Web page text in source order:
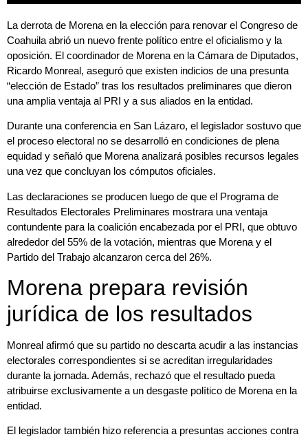
La derrota de Morena en la elección para renovar el Congreso de
Coahuila abrió un nuevo frente político entre el oficialismo y la
oposición. El coordinador de Morena en la Cámara de Diputados,
Ricardo Monreal, aseguró que existen indicios de una presunta
“elección de Estado” tras los resultados preliminares que dieron
una amplia ventaja al PRI y a sus aliados en la entidad.
Durante una conferencia en San Lázaro, el legislador sostuvo que
el proceso electoral no se desarrolló en condiciones de plena
equidad y señaló que Morena analizará posibles recursos legales
una vez que concluyan los cómputos oficiales.
Las declaraciones se producen luego de que el Programa de
Resultados Electorales Preliminares mostrara una ventaja
contundente para la coalición encabezada por el PRI, que obtuvo
alrededor del 55% de la votación, mientras que Morena y el
Partido del Trabajo alcanzaron cerca del 26%.
Morena prepara revisión
jurídica de los resultados
Monreal afirmó que su partido no descarta acudir a las instancias
electorales correspondientes si se acreditan irregularidades
durante la jornada. Además, rechazó que el resultado pueda
atribuirse exclusivamente a un desgaste político de Morena en la
entidad.
El legislador también hizo referencia a presuntas acciones contra